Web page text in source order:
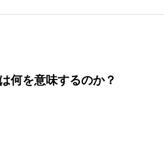
何を意味するのか？